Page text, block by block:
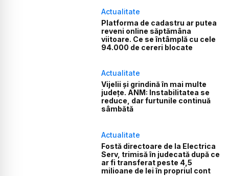
Actualitate
Platforma de cadastru ar putea
reveni online săptămâna
viitoare. Ce se întâmplă cu cele
94.000 de cereri blocate
Actualitate
Vijelii și grindină în mai multe
județe. ANM: Instabilitatea se
reduce, dar furtunile continuă
sâmbătă
Actualitate
Fostă directoare de la Electrica
Serv, trimisă în judecată după ce
ar fi transferat peste 4,5
milioane de lei în propriul cont